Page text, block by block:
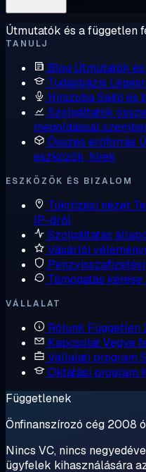
Útmutatók és a független
TANULJ
Blog Útmutatók
Tudásbázis
HírszobaSajtó és
Szolgáltatók
megoldással
Összes erőforrás
eszközök, hírek
ESZKÖZÖK ÉS BIZALOM
Tükrözési nézet
IP-dről
Szolgáltatás
Vásárlói
Támogatás kérése
VÁLLALAT
Rólunk Független
KapcsolatVegye
Vállalati program
Oktatási program
Függetlenek
Önfinanszírozó cég 2008
Nincs VC, nincs
ügyfelek kihasználására